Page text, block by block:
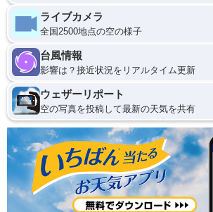
ライブカメラ
全国2500地点の空の様子
台風情報
影響は？接近状況をリアルタイム更新
ウェザーリポート
空の写真を投稿して最新の天気を共有